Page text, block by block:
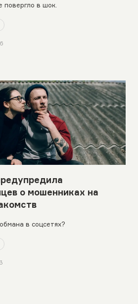
повергло в шок.
о мошенниках на
в соцсетях?